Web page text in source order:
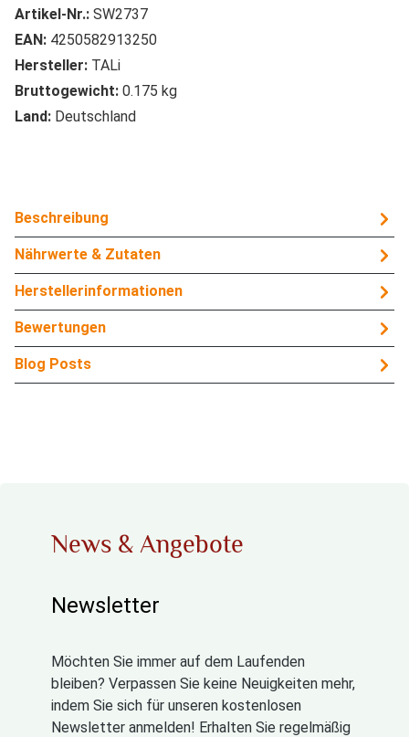
Artikel-Nr.: SW2737
EAN: 4250582913250
Hersteller: TALi
Bruttogewicht: 0.175 kg
Land: Deutschland
Beschreibung
Nährwerte & Zutaten
Herstellerinformationen
Bewertungen
Blog Posts
News & Angebote
Newsletter
Möchten Sie immer auf dem Laufenden
bleiben? Verpassen Sie keine Neuigkeiten mehr,
indem Sie sich für unseren kostenlosen
Newsletter anmelden! Erhalten Sie regelmäßig